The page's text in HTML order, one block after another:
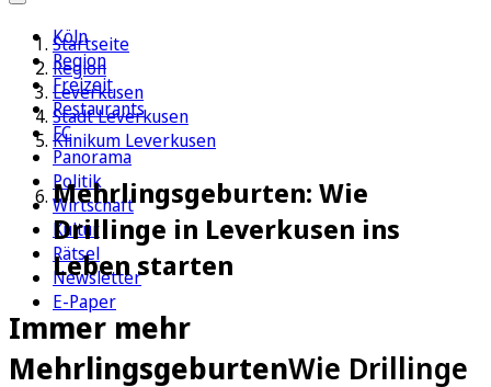
Köln
Region
Freizeit
Restaurants
FC
Panorama
Politik
Wirtschaft
Kultur
Rätsel
Newsletter
E-Paper
Startseite
Region
Leverkusen
Stadt Leverkusen
Klinikum Leverkusen
Mehrlingsgeburten: Wie
Drillinge in Leverkusen ins
Leben starten
Immer mehr
MehrlingsgeburtenWie Drillinge